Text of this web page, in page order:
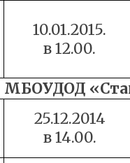
10.01.2015.
в 12.00.
МБОУДОД
25.12.2014
в 14.00.